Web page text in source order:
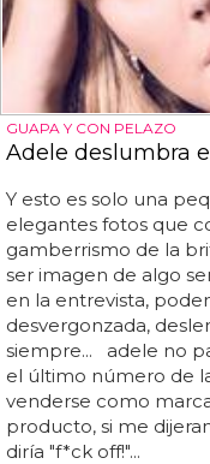
GUAPA Y CON PELAZO
Adele deslumbra
Y esto es solo una
elegantes fotos que
gamberrismo de la
ser imagen de algo
en la entrevista,
desvergonzada,
siempre... adele no
el último número de
venderse como
producto, si me
diría "f*ck off!"...